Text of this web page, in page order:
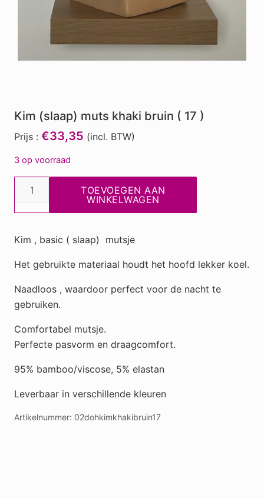
Kim (slaap) muts khaki bruin ( 17 )
Prijs : €33,35 (incl. BTW)
3 op voorraad
Kim
muts
bruin
(
)
aantal
TOEVOEGEN AAN
WINKELWAGEN
Kim , basic ( slaap) mutsje
Het gebruikte materiaal houdt het hoofd lekker koel.
Naadloos , waardoor perfect voor de nacht te
gebruiken.
Comfortabel mutsje.
Perfecte pasvorm en draagcomfort.
95% bamboo/viscose, 5% elastan
Leverbaar in verschillende kleuren
Artikelnummer: 02dohkimkhakibruin17